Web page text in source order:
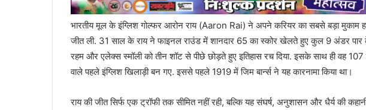
भारतीय मूल के इंग्लिश गोल्फर आरोन राय (Aaron Rai) ने अपने करियर का सबसे बड़ा
जीत ली. 31 साल के राय ने फाइनल राउंड में शानदार 65 का स्कोर खेलते हुए कुल 9 अंडर पार
रहम और एलेक्स स्मॉली को तीन शॉट से पीछे छोड़ते हुए इतिहास रच दिया. इसके साथ ही वह
वाले पहले इंग्लिश खिलाड़ी बन गए. इससे पहले 1919 में जिम बार्न्स ने यह कारनामा किया था।
राय की जीत सिर्फ एक ट्रॉफी तक सीमित नहीं रही, बल्कि यह संघर्ष, अनुशासन और धैर्य की